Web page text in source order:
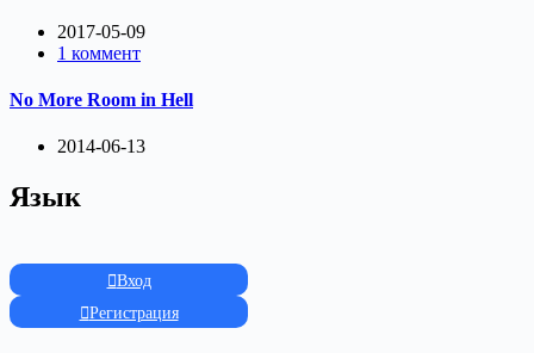
2017-05-09
1 коммент
No More Room in Hell
2014-06-13
Язык
Вход
Регистрация